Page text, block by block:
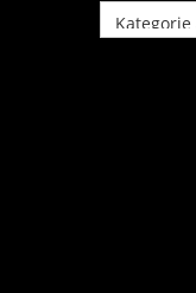
Kategorien